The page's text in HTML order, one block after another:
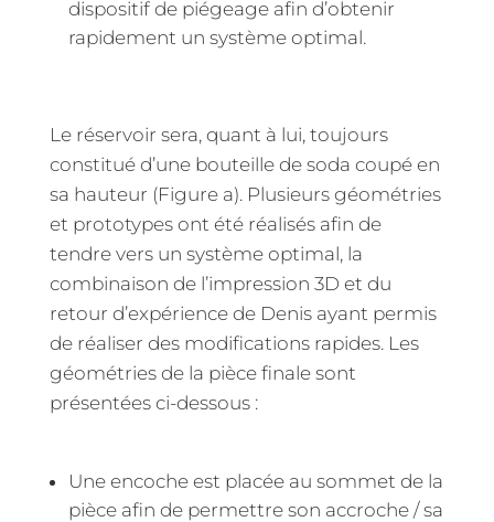
dispositif de piégeage afin d’obtenir
rapidement un système optimal.
Le réservoir sera, quant à lui, toujours
constitué d’une bouteille de soda coupé en
sa hauteur (Figure a). Plusieurs géométries
et prototypes ont été réalisés afin de
tendre vers un système optimal, la
combinaison de l’impression 3D et du
retour d’expérience de Denis ayant permis
de réaliser des modifications rapides. Les
géométries de la pièce finale sont
présentées ci-dessous :
Une encoche est placée au sommet de la
pièce afin de permettre son accroche / sa